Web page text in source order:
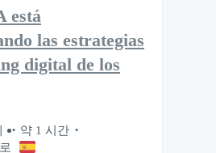
está
las estrategias
digital de los
약 1 시간